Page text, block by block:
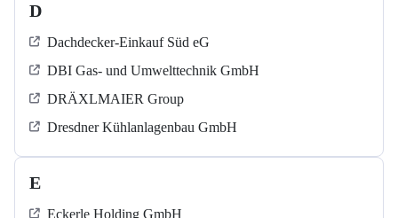
D
Dachdecker-Einkauf Süd eG
DBI Gas- und Umwelttechnik GmbH
DRÄXLMAIER Group
Dresdner Kühlanlagenbau GmbH
E
Eckerle Holding GmbH